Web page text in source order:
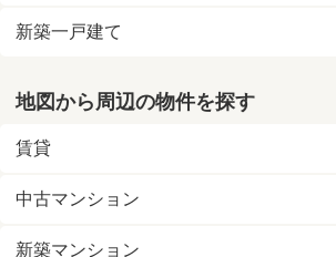
新築一戸建て
地図から周辺の物件を探す
賃貸
中古マンション
新築マンション